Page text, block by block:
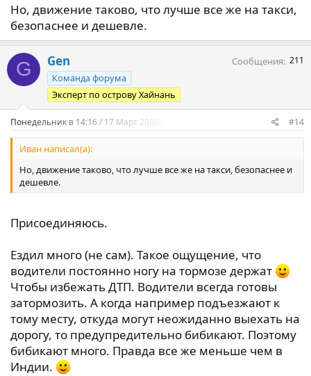
Но, движение таково, что лучше все же на такси,
безопаснее и дешевле.
G Gen
Команда форума
Эксперт по острову Хайнань
Сообщения 211
Понедельник в 14:16 / 17 Март 2008г. #14
Иван написал(а):
Но, движение таково, что лучше все же на такси, безопаснее и
дешевле.
Присоединяюсь.
Ездил много (не сам). Такое ощущение, что
водители постоянно ногу на тормозе держат
Чтобы избежать ДТП. Водители всегда готовы
затормозить. А когда например подъезжают к
тому месту, откуда могут неожиданно выехать на
дорогу, то предупредительно бибикают. Поэтому
бибикают много. Правда все же меньше чем в
Индии.